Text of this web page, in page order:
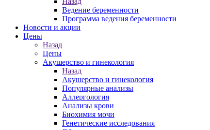
Ведение беременности
Программа ведения беременности
Новости и акции
Цены
Назад
Цены
Акушерство и гинекология
Назад
Акушерство и гинекология
Популярные анализы
Аллергология
Анализы крови
Биохимия мочи
Генетические исследования